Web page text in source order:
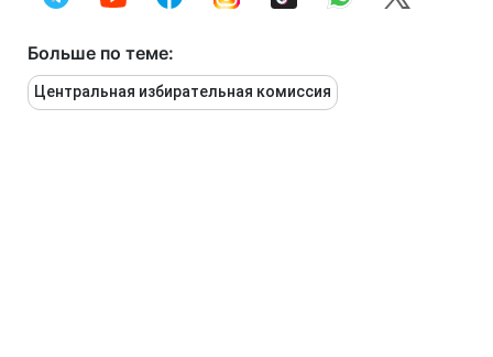
Больше по теме:
Центральная избирательная комиссия